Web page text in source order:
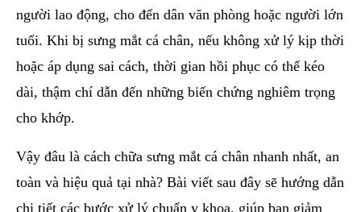
người lao động, cho đến dân văn phòng hoặc người lớn
tuổi. Khi bị sưng mắt cá chân, nếu không xử lý kịp thời
hoặc áp dụng sai cách, thời gian hồi phục có thể kéo
dài, thậm chí dẫn đến những biến chứng nghiêm trọng
cho khớp.
Vậy đâu là cách chữa sưng mắt cá chân nhanh nhất, an
toàn và hiệu quả tại nhà? Bài viết sau đây sẽ hướng dẫn
chi tiết các bước xử lý chuẩn y khoa, giúp bạn giảm